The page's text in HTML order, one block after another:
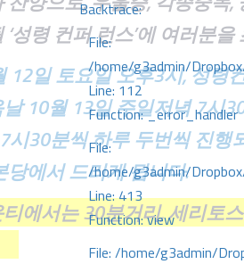
Backtrace:
File:
/home/g3admin/
Line: 112
Function: _error_handler
File:
/home/g3admin/
Line: 413
Function: view
File: /home/g3admin/
성령 컨퍼 런스’에 여러분을
일 토요일 오후3시, 성령
10월 13일 주일저녁 7시
30분씩 하루 두번씩 진행
에서 드리게 됩니다.
에서는 30분거리, 세리토